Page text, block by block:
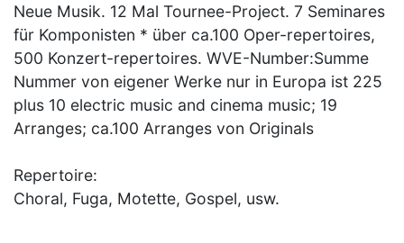
Neue Musik. 12 Mal Tournee-Project. 7 Seminares
für Komponisten * über ca.100 Oper-repertoires,
500 Konzert-repertoires. WVE-Number:Summe
Nummer von eigener Werke nur in Europa ist 225
plus 10 electric music and cinema music; 19
Arranges; ca.100 Arranges von Originals
Repertoire:
Choral, Fuga, Motette, Gospel, usw.